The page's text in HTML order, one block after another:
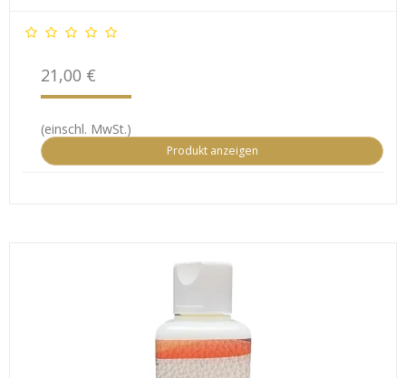
21,00 €
(einschl. MwSt.)
Produkt anzeigen